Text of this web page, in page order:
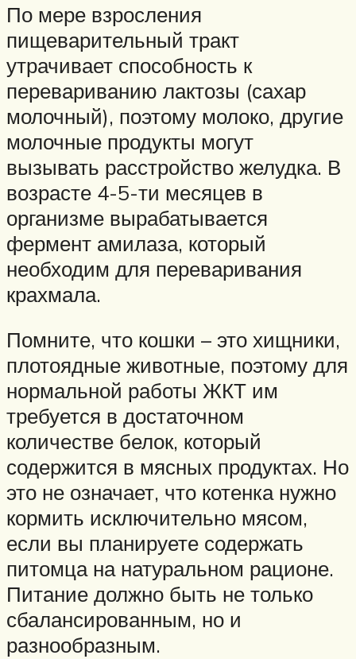
По мере взросления
пищеварительный тракт
утрачивает способность к
перевариванию лактозы (сахар
молочный), поэтому молоко, другие
молочные продукты могут
вызывать расстройство желудка. В
возрасте 4-5-ти месяцев в
организме вырабатывается
фермент амилаза, который
необходим для переваривания
крахмала.
Помните, что кошки – это хищники,
плотоядные животные, поэтому для
нормальной работы ЖКТ им
требуется в достаточном
количестве белок, который
содержится в мясных продуктах. Но
это не означает, что котенка нужно
кормить исключительно мясом,
если вы планируете содержать
питомца на натуральном рационе.
Питание должно быть не только
сбалансированным, но и
разнообразным.